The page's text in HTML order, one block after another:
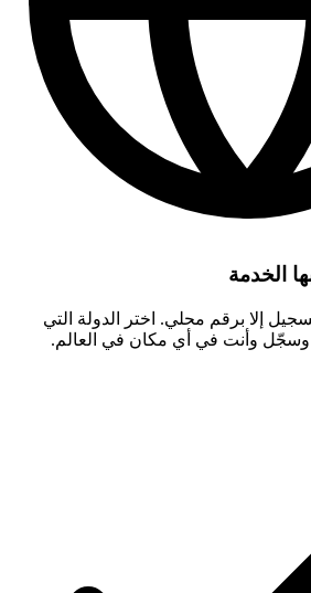
الخدمة
إلا برقم محلي. اختر الدولة التي
وسجّل وأنت في أي مكان في العالم.